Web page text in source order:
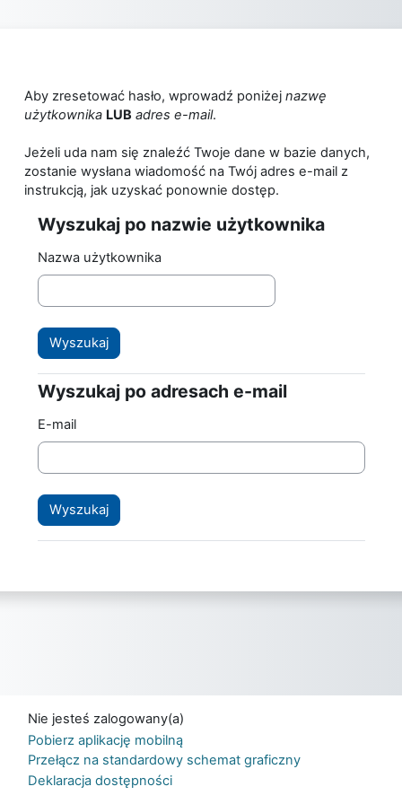
Aby zresetować hasło, wprowadź poniżej nazwę
użytkownika LUB adres e-mail.
Jeżeli uda nam się znaleźć Twoje dane w bazie danych,
zostanie wysłana wiadomość na Twój adres e-mail z
instrukcją, jak uzyskać ponownie dostęp.
Wyszukaj po nazwie użytkownika
Wyszukaj po nazwie użytkownika
Nazwa użytkownika
Wyszukaj po adresach e-mail
Wyszukaj po adresach e-mail
E-mail
Nie jesteś zalogowany(a)
Pobierz aplikację mobilną
Przełącz na standardowy schemat graficzny
Deklaracja dostępności